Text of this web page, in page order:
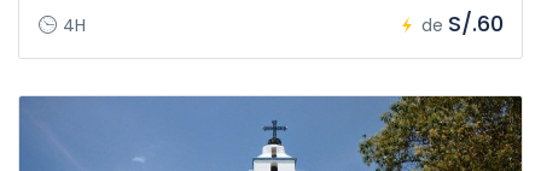
4H de S/.60